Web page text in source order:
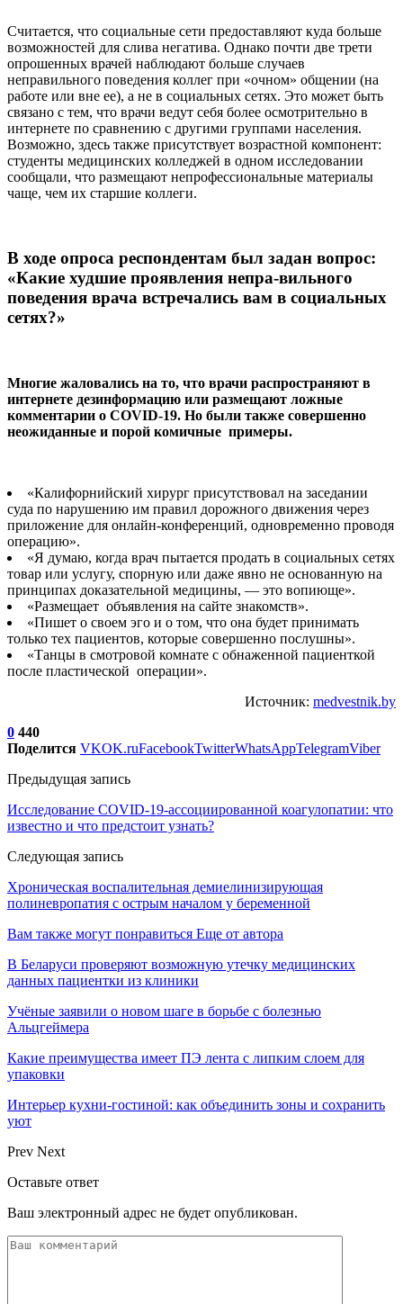
Считается, что социальные сети предоставляют куда больше
возможностей для слива негатива. Однако почти две трети
опрошенных врачей наблюдают больше случаев
неправильного поведения коллег при «очном» общении (на
работе или вне ее), а не в социальных сетях. Это может быть
связано с тем, что врачи ведут себя более осмотрительно в
интернете по сравнению с другими группами населения.
Возможно, здесь также присутствует возрастной компонент:
студенты медицинских колледжей в одном исследовании
сообщали, что размещают непрофессиональные материалы
чаще, чем их старшие коллеги.
В ходе опроса респондентам был задан вопрос:
«Какие худшие проявления непра-вильного
поведения врача встречались вам в социальных
сетях?»
Многие жаловались на то, что врачи распространяют в
интернете дезинформацию или размещают ложные
комментарии о COVID-19. Но были также совершенно
неожиданные и порой комичные примеры.
«Калифорнийский хирург присутствовал на заседании
суда по нарушению им правил дорожного движения через
приложение для онлайн-конференций, одновременно проводя
операцию».
«Я думаю, когда врач пытается продать в социальных сетях
товар или услугу, спорную или даже явно не основанную на
принципах доказательной медицины, — это вопиюще».
«Размещает объявления на сайте знакомств».
«Пишет о своем эго и о том, что она будет принимать
только тех пациентов, которые совершенно послушны».
«Танцы в смотровой комнате с обнаженной пациенткой
после пластической операции».
Источник: medvestnik.by
0 440
Поделится VKOK.ruFacebookTwitterWhatsAppTelegramViber
Предыдущая запись
Исследование COVID-19-ассоциированной коагулопатии: что
известно и что предстоит узнать?
Следующая запись
Хроническая воспалительная демиелинизирующая
полиневропатия с острым началом у беременной
Вам также могут понравиться Еще от автора
В Беларуси проверяют возможную утечку медицинских
данных пациентки из клиники
Учёные заявили о новом шаге в борьбе с болезнью
Альцгеймера
Какие преимущества имеет ПЭ лента с липким слоем для
упаковки
Интерьер кухни-гостиной: как объединить зоны и сохранить
уют
Prev Next
Оставьте ответ
Ваш электронный адрес не будет опубликован.